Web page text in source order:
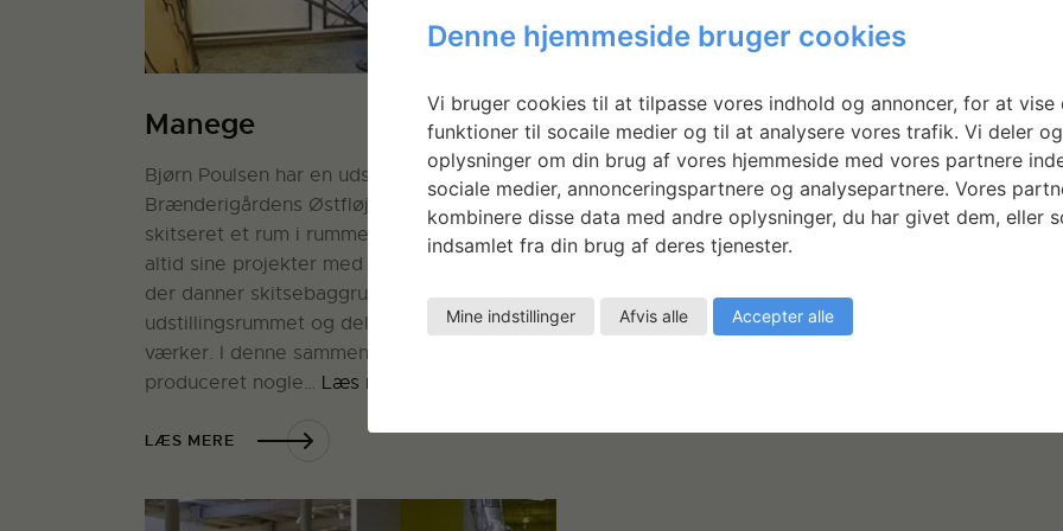
Manege
Bjørn Poulsen har en udstilling i Kunsthal
Brænderigårdens Østfløj og har til den
skitseret et rum i rummet. Bjørn begynder
altid sine projekter med udførlige tegninger,
der danner skitsebaggrund dels for
udstillingsrummet og dels for de enkelte
værker. I denne sammenhæng har han
produceret nogle… Læs mere
LÆS MERE
Umeå, Sverige. Skulpturerne bliver udført i
til at indeholde en større arkitektonisk del
såvel som en mindre kropslig del.
LÆS MERE
til
Denne hjemmeside bruger cookies
Vi bruger cookies til at tilpasse vores indhold og annoncer, for at vise
funktioner til socaile medier og til at analysere vores trafik. Vi deler
oplysninger om din brug af vores hjemmeside med vores partnere
sociale medier, annonceringspartnere og analysepartnere. Vores
kombinere disse data med andre oplysninger, du har givet dem, eller
indsamlet fra din brug af deres tjenester.
Mine indstillinger Afvis alle Accepter alle